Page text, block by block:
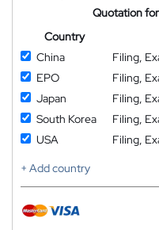
Quotation
Country
China
Filing,
EPO
Filing,
Japan
Filing,
South Korea
Filing,
USA
Filing,
+ Add country